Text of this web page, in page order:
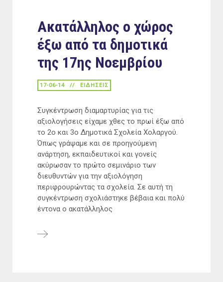
Ακατάλληλος ο χώρος
έξω από τα δημοτικά
της 17ης Νοεμβρίου
17-06-14 ΕΙΔΉΣΕΙΣ
Συγκέντρωση διαμαρτυρίας για τις
αξιολογήσεις είχαμε χθες το πρωί έξω από
το 2ο και 3ο Δημοτικά Σχολεία Χολαργού.
Όπως γράψαμε και σε προηγούμενη
ανάρτηση, εκπαιδευτικοί και γονείς
ακύρωσαν το πρώτο σεμινάριο των
διευθυντών για την αξιολόγηση
περιφρουρώντας τα σχολεία. Σε αυτή τη
συγκέντρωση σχολιάστηκε βέβαια και πολύ
έντονα ο ακατάλληλος